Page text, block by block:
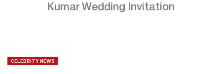
Kumar Wedding Invitation
CELEBRITY NEWS